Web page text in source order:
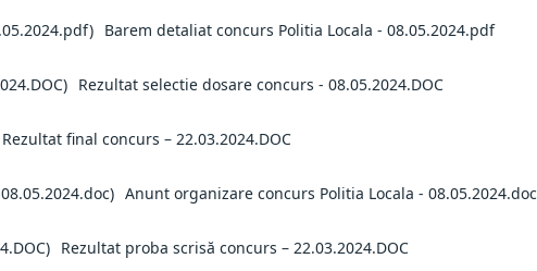
Barem detaliat concurs Politia Locala - 08.05.2024.pdf
Rezultat selectie dosare concurs - 08.05.2024.DOC
Rezultat final concurs – 22.03.2024.DOC
Anunt organizare concurs Politia Locala - 08.05.2024.doc
Rezultat proba scrisă concurs – 22.03.2024.DOC